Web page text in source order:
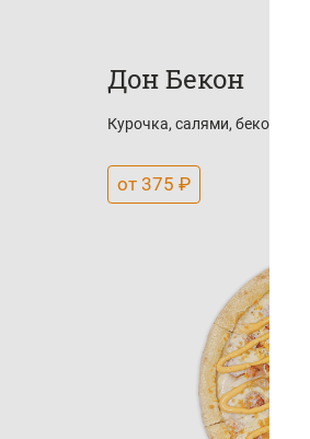
Дон Бекон
Курочка, салями, бекон,
от 375 ₽